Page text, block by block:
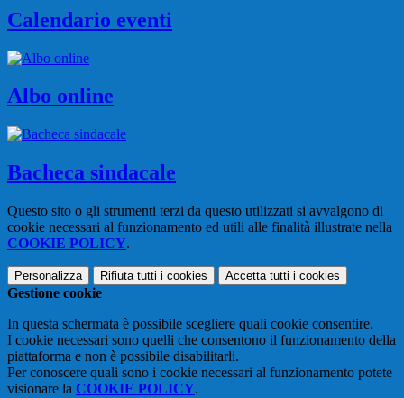
Calendario eventi
Albo online
Bacheca sindacale
Questo sito o gli strumenti terzi da questo utilizzati si avvalgono di
cookie necessari al funzionamento ed utili alle finalità illustrate nella
COOKIE POLICY.
Personalizza Rifiuta tutti i cookies Accetta tutti i cookies
Gestione cookie
In questa schermata è possibile scegliere quali cookie consentire.
I cookie necessari sono quelli che consentono il funzionamento della
piattaforma e non è possibile disabilitarli.
Per conoscere quali sono i cookie necessari al funzionamento potete
visionare la COOKIE POLICY.